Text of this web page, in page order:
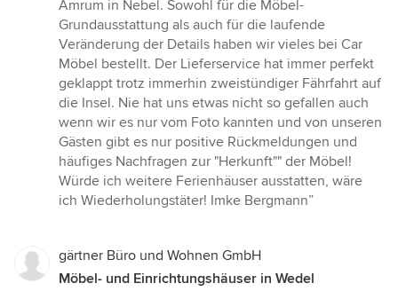
von
5
Sternen
Amrum in Nebel. Sowohl für die Möbel-
Grundausstattung als auch für die laufende
Veränderung der Details haben wir vieles bei Car
Möbel bestellt. Der Lieferservice hat immer perfekt
geklappt trotz immerhin zweistündiger Fährfahrt auf
die Insel. Nie hat uns etwas nicht so gefallen auch
wenn wir es nur vom Foto kannten und von unseren
Gästen gibt es nur positive Rückmeldungen und
häufiges Nachfragen zur "Herkunft"" der Möbel!
Würde ich weitere Ferienhäuser ausstatten, wäre
ich Wiederholungstäter! Imke Bergmann”
gärtner Büro und Wohnen GmbH
Möbel- und Einrichtungshäuser in Wedel